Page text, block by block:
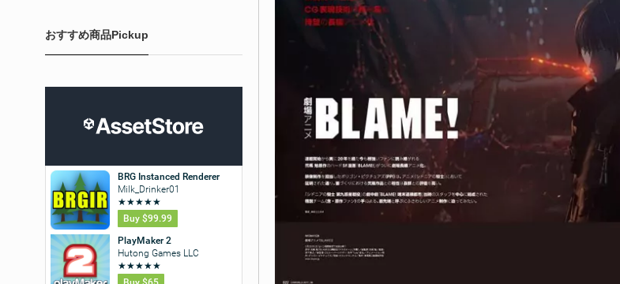
おすすめ商品Pickup